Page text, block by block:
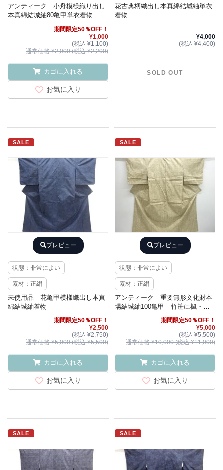
アンティーク 小舟模様織り出し
本真綿結城紬80亀甲単衣着物
期間限定50％OFF！
¥1,000
(税込 ¥1,100)
通常価格 ¥2,000 (税込 ¥2,200)
カゴに入れる
お気に入り
花古典柄織出し本真綿結城紬単衣
着物
¥4,000
(税込 ¥4,400)
SOLD OUT
SALE
プレビュー
状態：非常によい
素材：正絹
未使用品 花亀甲模様織出し本真
綿結城紬着物
期間限定50％OFF！
¥2,500
(税込 ¥2,750)
通常価格 ¥5,000 (税込 ¥5,500)
カゴに入れる
お気に入り
SALE
プレビュー
状態：非常によい
素材：正絹
アンティーク 重要無形文化財本
場結城紬100亀甲 竹笹に楓・菊
模様織り出し着物
期間限定50％OFF！
¥5,000
(税込 ¥5,500)
通常価格 ¥10,000 (税込 ¥11,000)
カゴに入れる
お気に入り
SALE SALE